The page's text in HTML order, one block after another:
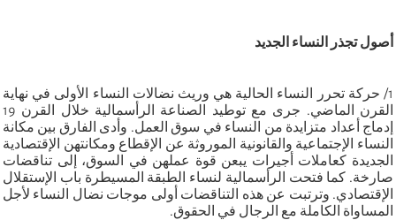
أصول تجذر النساء الجديد
1/ حركة تحرر النساء الحالية هي وريث نضالات النساء الأولى في نهاية
القرن الماضي. جرى مع توطيد الصناعة الرأسمالية خلال القرن 19
إدماج أعداد متزايدة من النساء في سوق العمل. وأدى الفارق بين مكانة
النساء الإجتماعية والقانونية الموروثة عن الإقطاع ومكانتهن الإقتصادية
الجديدة كعاملات أجيرات يبعن قوة عملهن في السوق، إلى تناقضات
صارخة. كما فتحت الرأسمالية لنساء الطبقة المسيطرة باب الإستقلال
الإقتصادي. وترتبت عن هذه التناقضات أولى موجات نضال النساء لأجل
المساواة الكاملة مع الرجال في الحقوق.